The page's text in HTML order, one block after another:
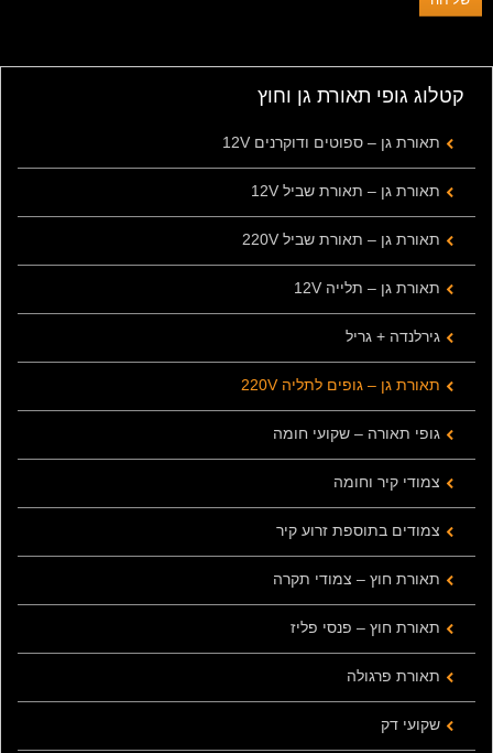
קטלוג גופי תאורת גן וחוץ
תאורת גן – ספוטים ודוקרנים 12V
תאורת גן – תאורת שביל 12V
תאורת גן – תאורת שביל 220V
תאורת גן – תלייה 12V
גירלנדה + גריל
תאורת גן – גופים לתליה 220V
גופי תאורה – שקועי חומה
צמודי קיר וחומה
צמודים בתוספת זרוע קיר
תאורת חוץ – צמודי תקרה
תאורת חוץ – פנסי פליז
תאורת פרגולה
שקועי דק